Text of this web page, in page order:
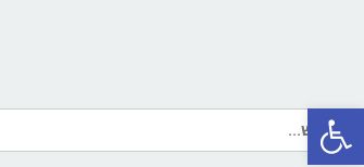
פתח סרגל נגישות
חיפוש
עבור: